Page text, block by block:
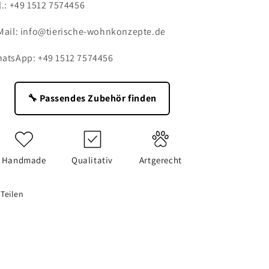
+49 1512 7574456
info@tierische-wohnkonzepte.de
+49 1512 7574456
🔧 Passendes Zubehör finden
Handmade Qualitativ Artgerecht
Teilen